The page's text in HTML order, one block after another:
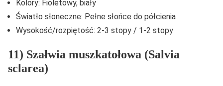
Kolory: Fioletowy, biały
Światło słoneczne: Pełne słońce do półcienia
Wysokość/rozpiętość: 2-3 stopy / 1-2 stopy
11) Szałwia muszkatołowa (Salvia
sclarea)